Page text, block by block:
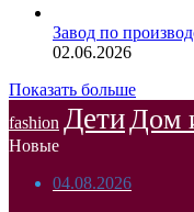
Завод по
02.06.2026
Показать больше
fashion ДетиДом
Новые
04.08.2026